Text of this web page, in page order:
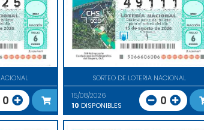
0
SORTEO DE LOTERIA NACIONAL
15/08/2026
10 DISPONIBLES 0